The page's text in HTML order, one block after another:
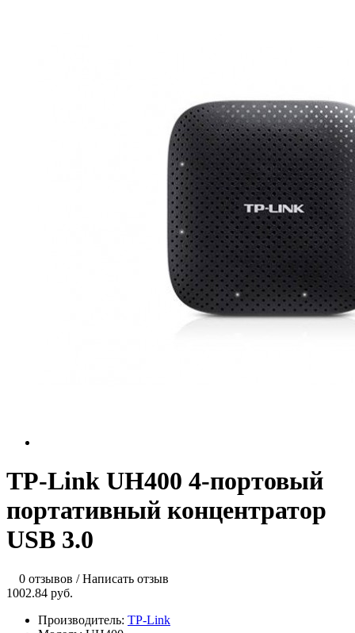
TP-Link UH400 4-портовый
портативный концентратор
USB 3.0
0 отзывов /Написать отзыв
1002.84 руб.
Производитель: TP-Link